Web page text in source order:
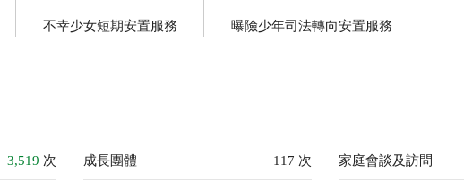
不幸少女短期安置服務 曝險少年司法轉向安置服務
3,519 次 成長團體 117 次 家庭會談及訪問